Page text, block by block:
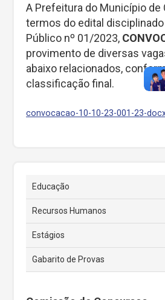
A Prefeitura do Município de
termos do edital
Público nº 01/2023,
provimento de diversas
abaixo relacionados,
classificação final.
convocacao-10-10-23-001-23-
Educação
Recursos Humanos
Estágios
Gabarito de Provas